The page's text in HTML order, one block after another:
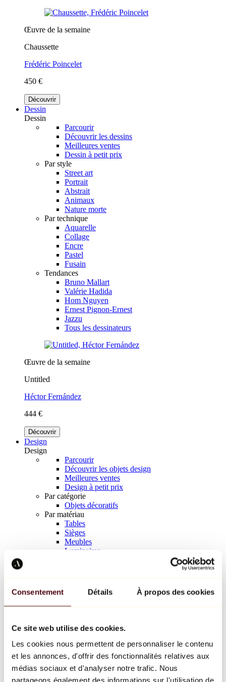
Consentement Détails À propos des cookies
Ce site web utilise des cookies.
Les cookies nous permettent de personnaliser le contenu
et les annonces, d'offrir des fonctionnalités relatives aux
médias sociaux et d'analyser notre trafic. Nous
partageons également des informations sur l'utilisation de
Œuvre de la semaine
Chaussette
Frédéric Poincelet
450 €
Découvrir
Dessin
Dessin
Parcourir
Découvrir les dessins
Meilleures ventes
Dessin à petit prix
Par style
Street art
Portrait
Abstrait
Animaux
Nature morte
Par technique
Aquarelle
Collage
Encre
Pastel
Fusain
Tendances
Bruno Mallart
Valérie Hadida
Hom Nguyen
Ernest Pignon-Ernest
Jazzu
Tous les dessinateurs
Œuvre de la semaine
Untitled
Héctor Fernández
444 €
Découvrir
Design
Design
Parcourir
Découvrir les objets design
Meilleures ventes
Design à petit prix
Par catégorie
Objets décoratifs
Par matériau
Tables
Sièges
Meubles
Luminaires
Richard Orlinski
Keith Haring
Jeff Koons
Jean-Michel Basquiat
Tous les designers
Œuvre de la semaine